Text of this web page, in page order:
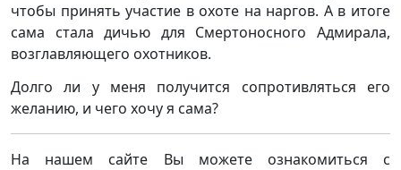
чтобы принять участие в охоте на наргов. А в итоге
сама стала дичью для Смертоносного Адмирала,
возглавляющего охотников.
Долго ли у меня получится сопротивляться его
желанию, и чего хочу я сама?
На нашем сайте Вы можете ознакомиться с